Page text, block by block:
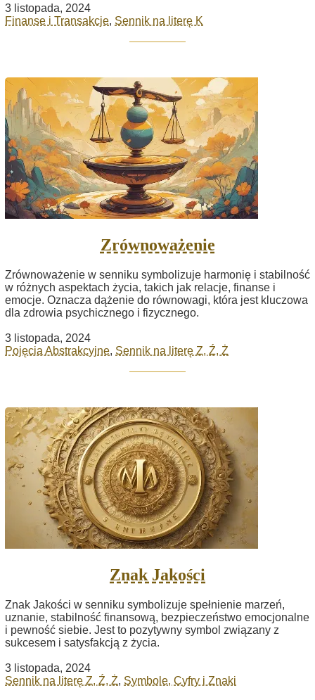
3 listopada, 2024
Finanse i Transakcje, Sennik na literę K
Zrównoważenie
Zrównoważenie w senniku symbolizuje harmonię i stabilność
w różnych aspektach życia, takich jak relacje, finanse i
emocje. Oznacza dążenie do równowagi, która jest kluczowa
dla zdrowia psychicznego i fizycznego.
3 listopada, 2024
Pojęcia Abstrakcyjne, Sennik na literę Z, Ź, Ż
Znak Jakości
Znak Jakości w senniku symbolizuje spełnienie marzeń,
uznanie, stabilność finansową, bezpieczeństwo emocjonalne
i pewność siebie. Jest to pozytywny symbol związany z
sukcesem i satysfakcją z życia.
3 listopada, 2024
Sennik na literę Z, Ź, Ż, Symbole, Cyfry i Znaki